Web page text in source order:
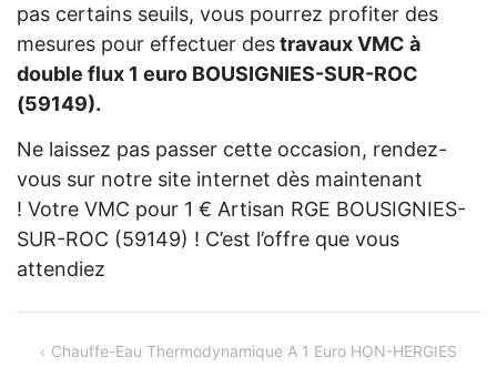
pas certains seuils, vous pourrez profiter des
mesures pour effectuer destravaux VMC à
double flux 1 euro BOUSIGNIES-SUR-ROC
(59149).
Ne laissez pas passer cette occasion, rendez-
vous sur notre site internet dès maintenant
! Votre VMC pour 1 € Artisan RGE BOUSIGNIES-
SUR-ROC (59149) ! C’est l’offre que vous
attendiez
Navigation
Chauffe-Eau Thermodynamique A 1 Euro HON-HERGIES